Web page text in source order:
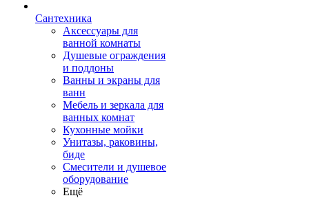
Сантехника
Аксессуары для
ванной комнаты
Душевые ограждения
и поддоны
Ванны и экраны для
ванн
Мебель и зеркала для
ванных комнат
Кухонные мойки
Унитазы, раковины,
биде
Смесители и душевое
оборудование
Ещё